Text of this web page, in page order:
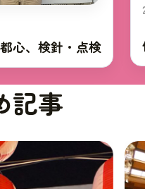
心、検針・点検
記事